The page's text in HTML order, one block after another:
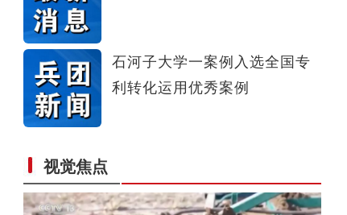
石河子大学一案例入选全国专
利转化运用优秀案例
视觉焦点